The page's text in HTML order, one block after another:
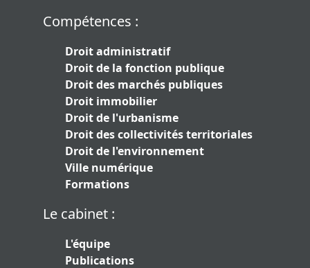
Compétences :
Droit administratif
Droit de la fonction publique
Droit des marchés publiques
Droit immobilier
Droit de l'urbanisme
Droit des collectivités territoriales
Droit de l'environnement
Ville numérique
Formations
Le cabinet :
L'équipe
Publications